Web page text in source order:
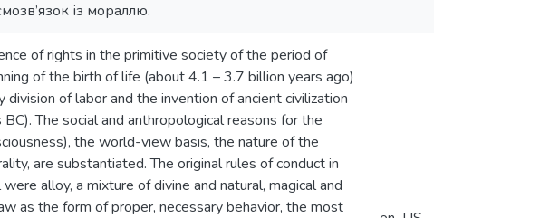
із мораллю.
of rights in the primitive society of the period of
of the birth of life (about 4.1 – 3.7 billion years ago)
of labor and the invention of ancient civilization
The social and anthropological reasons for the
the world-view basis, the nature of the
are substantiated. The original rules of conduct in
alloy, a mixture of divine and natural, magical and
as the form of proper, necessary behavior, the most